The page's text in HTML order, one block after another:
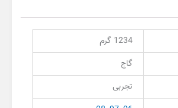
1234 گرم
گاج
تجربی